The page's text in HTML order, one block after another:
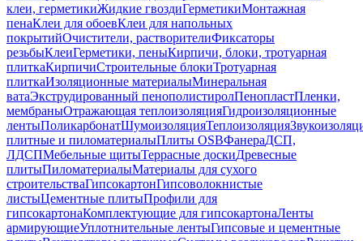
клеи, герметикиЖидкие гвоздиГерметикиМонтажная
пенаКлеи для обоевКлеи для напольных
покрытийОчистители, растворителиФиксаторы
резьбыКлеиГерметики, пеныКирпичи, блоки, тротуарная
плиткаКирпичиСтроительные блокиТротуарная
плиткаИзоляционные материалыМинеральная
ватаЭкструдированный пенополистиролПенопластПленки,
мембраныОтражающая теплоизоляцияГидроизоляционные
лентыПоликарбонатШумоизоляцияТеплоизоляция
плитные и пиломатериалыПлиты OSBФанераДСП,
ЛДСПМебельные щитыТеррасные доскиДревесные
плитыПиломатериалыМатериалы для сухого
строительстваГипсокартонГипсоволокнистые
листыЦементные плитыПрофили для
гипсокартонаКомплектующие для гипсокартонаЛенты
армирующиеУплотнительные лентыГипсовые и цементные